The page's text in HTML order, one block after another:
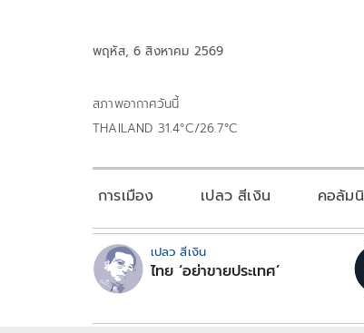
พฤหัส, 6 สิงหาคม 2569
สภาพอากาศวันนี้
THAILAND 31.4°C/26.7°C
การเมือง เปลว สีเงิน คอลัม
เปลว สีเงิน
ไทย ‘อย่าขายประเทศ’